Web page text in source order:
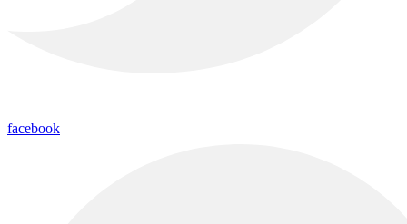
facebook